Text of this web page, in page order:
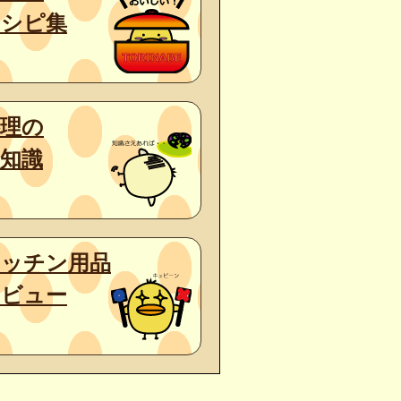
ピ集
の
識
チン用品
ュー